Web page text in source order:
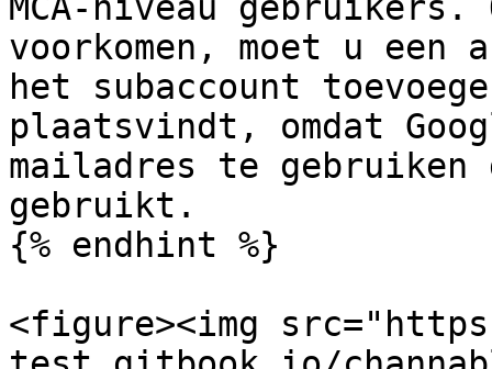
voorkomen, moet u
het subaccount
plaatsvindt, omdat
mailadres te gebruiken
gebruikt.
{% endhint %}
<figure><img